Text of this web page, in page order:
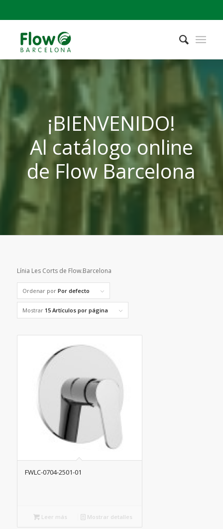
¡BIENVENIDO!
Al catálogo online
de Flow Barcelona
Línia Les Corts de Flow.Barcelona
Ordenar por Por defecto
Mostrar 15 Artículos por página
FWLC-0704-2501-01
Leer más Mostrar detalles